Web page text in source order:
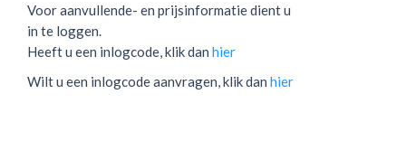
Voor aanvullende- en prijsinformatie dient u
in te loggen.
Heeft u een inlogcode, klik dan hier
Wilt u een inlogcode aanvragen, klik dan hier